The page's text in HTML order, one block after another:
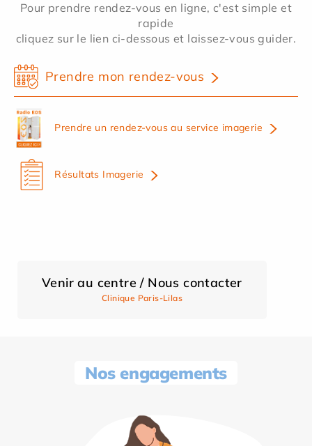
Pour prendre rendez-vous en ligne, c'est simple et
rapide
cliquez sur le lien ci-dessous et laissez-vous guider.
Prendre mon rendez-vous
Prendre un rendez-vous au service imagerie
Résultats Imagerie
Venir au centre / Nous contacter
Clinique Paris-Lilas
Nos engagements